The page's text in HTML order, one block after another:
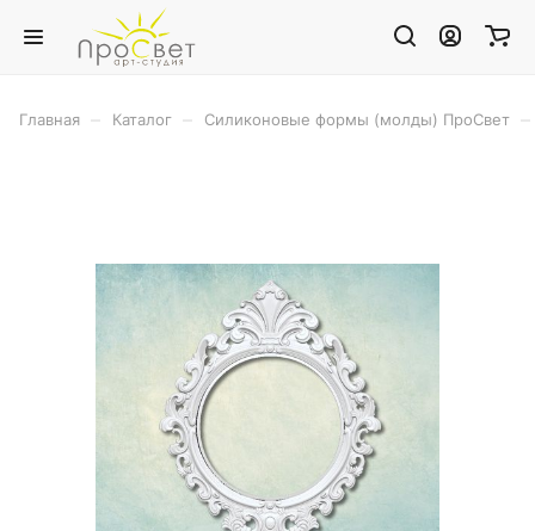
Главная Каталог Силиконовые формы (молды) ПроСвет